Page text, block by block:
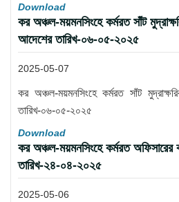
Download
কর অঞ্চল-ময়মনসিংহে কর্মরত সাঁট
আদেশের তারিখ-০৬-০৫-২০২৫
2025-05-07
কর অঞ্চল-ময়মনসিংহে কর্মরত সাঁট
তারিখ-০৬-০৫-২০২৫
Download
কর অঞ্চল-ময়মনসিংহে কর্মরত
তারিখ-২৪-০৪-২০২৫
2025-05-06